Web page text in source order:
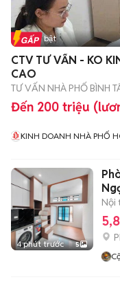
Tin nổi bật
CTV TƯ VẤN - KO
CAO
TƯ VẤN NHÀ PHỐ BÌNH
Đến 200 triệu
KINH DOANH NHÀ PHỐ
4 phút trước 5
Nội